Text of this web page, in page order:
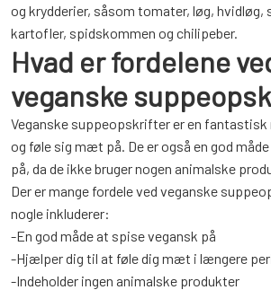
og krydderier, såsom tomater, løg, hvidløg,
kartofler, spidskommen og chilipeber.
Hvad er fordelene
veganske
Veganske suppeopskrifter er en fantastisk
og føle sig mæt på. De er også en god
på, da de ikke bruger nogen animalske
Der er mange fordele ved veganske
nogle inkluderer:
-En god måde at spise vegansk på
-Hjælper dig til at føle dig mæt i længere
-Indeholder ingen animalske produkter